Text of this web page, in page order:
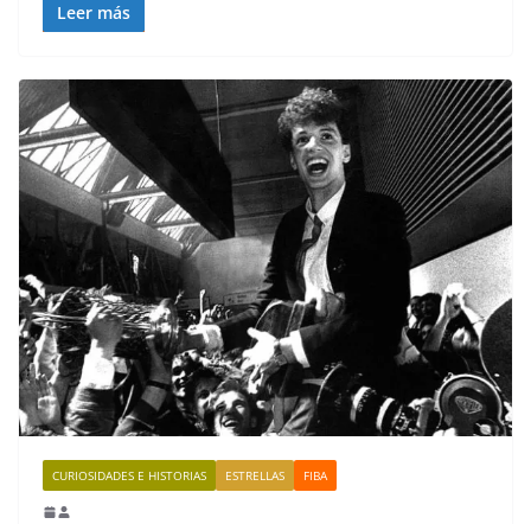
Leer más
CURIOSIDADES E HISTORIAS ESTRELLAS FIBA